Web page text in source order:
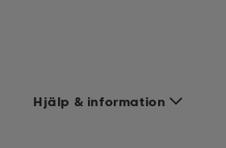
Hjälp & information